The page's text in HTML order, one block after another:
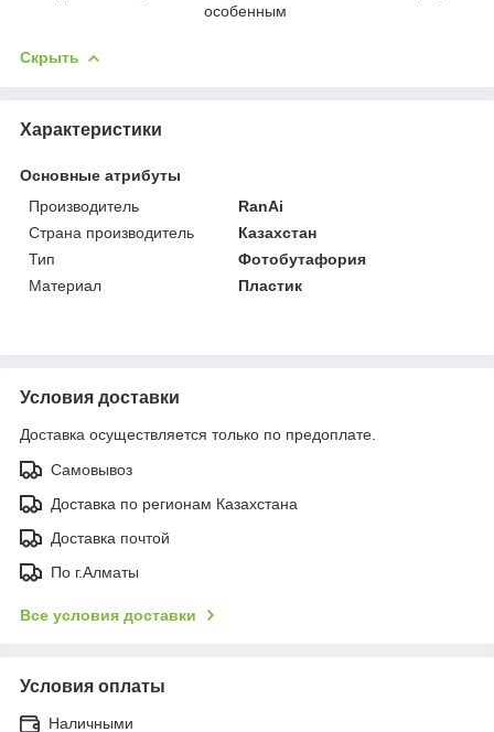
особенным
Скрыть
Характеристики
Основные атрибуты
Производитель
RanAi
Страна производитель
Казахстан
Тип
Фотобутафория
Материал
Пластик
Условия доставки
Доставка осуществляется только по предоплате.
Самовывоз
Доставка по регионам Казахстана
Доставка почтой
По г.Алматы
Все условия доставки
Условия оплаты
Наличными